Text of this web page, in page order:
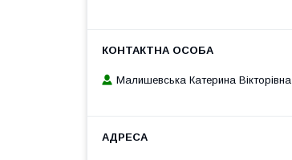
Малишевська Катерина Вікторівна